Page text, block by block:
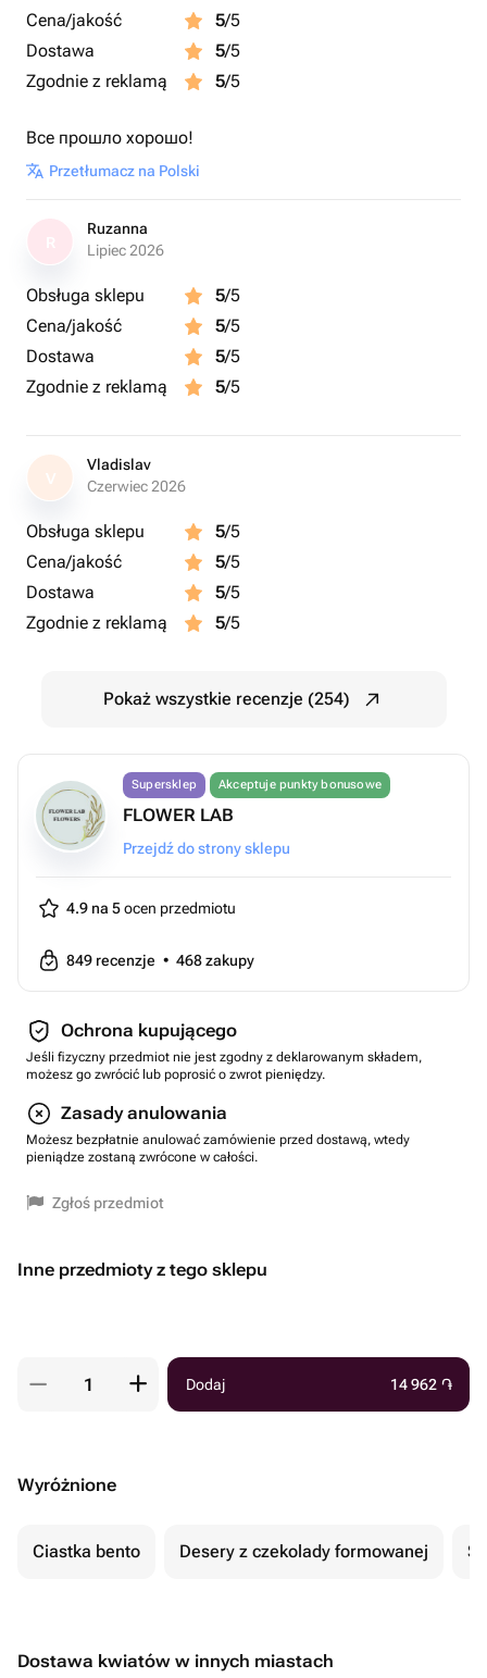
Cena/jakość 5/5
Dostawa
5/5
Zgodnie z reklamą
5/5
Все прошло хорошо!
Przetłumacz na Polski
Ruzanna
Lipiec 2026
Obsługa sklepu 5/5
Cena/jakość
5/5
Dostawa
5/5
Zgodnie z reklamą
5/5
V
Vladislav
Czerwiec 2026
Obsługa sklepu 5/5
Cena/jakość
5/5
Dostawa
5/5
Zgodnie z reklamą
5/5
Pokaż wszystkie recenzje (254)
Supersklep Akceptuje punkty bonusowe
FLOWER LAB
Przejdź do strony sklepu
4.9 na 5ocen przedmiotu
849 recenzje • 468zakupy
Ochrona kupującego
Jeśli fizyczny przedmiot nie jest zgodny z deklarowanym składem,
możesz go zwrócić lub poprosić o zwrot pieniędzy.
Zasady anulowania
Możesz bezpłatnie anulować zamówienie przed dostawą, wtedy
pieniądze zostaną zwrócone w całości.
Zgłoś przedmiot
Inne przedmioty z tego sklepu
Dodaj 14 962 ֏
Wyróżnione
Ciastka bento Desery z czekolady formowanej
Dostawa kwiatów w innych miastach